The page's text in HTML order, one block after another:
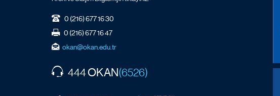
0 (216) 677 16 30
0 (216) 677 16 47
okan@okan.edu.tr
444OKAN(6526)